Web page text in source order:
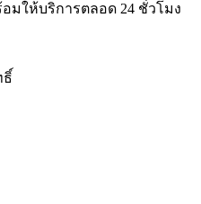
ให้บริการตลอด 24 ชั่วโมง
ธิ์